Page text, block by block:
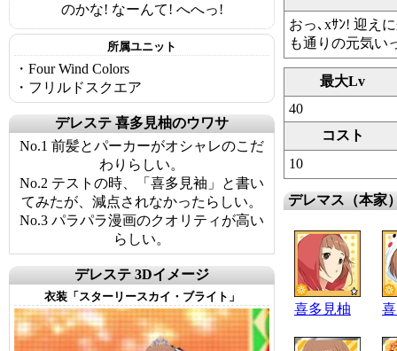
おっ､xｻﾝ! 迎え
も通りの元気い
最大Lv
40
コスト
10
デレマス（本家
喜多見柚
のかな! なーんて! へへっ!
所属ユニット
・Four Wind Colors
・フリルドスクエア
デレステ 喜多見柚のウワサ
No.1 前髪とパーカーがオシャレのこだ
わりらしい。
No.2 テストの時、「喜多見袖」と書い
てみたが、減点されなかったらしい。
No.3 パラパラ漫画のクオリティが高い
らしい。
デレステ 3Dイメージ
衣装「スターリースカイ・ブライト」